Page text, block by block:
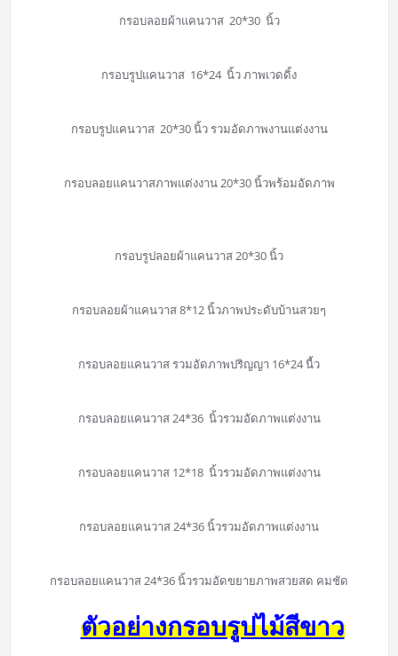
กรอบลอยผ้าแคนวาส 20*30 นิ้ว
กรอบรูปแคนวาส 16*24 นิ้ว ภาพเวดดิ้ง
กรอบรูปแคนวาส 20*30 นิ้ว รวมอัดภาพงานแต่งงาน
กรอบลอยแคนวาสภาพแต่งงาน 20*30 นิ้วพร้อมอัดภาพ
กรอบรูปลอยผ้าแคนวาส 20*30 นิ้ว
กรอบลอยผ้าแคนวาส 8*12 นิ้วภาพประดับบ้านสวยๆ
กรอบลอยแคนวาส รวมอัดภาพปริญญา 16*24 นื้ว
กรอบลอยแคนวาส 24*36 นิ้วรวมอัดภาพแต่งงาน
กรอบลอยแคนวาส 12*18 นิ้วรวมอัดภาพแต่งงาน
กรอบลอยแคนวาส 24*36 นิ้วรวมอัดภาพแต่งงาน
กรอบลอยแคนวาส 24*36 นิ้วรวมอัดขยายภาพสวยสด คมชัด
ตัวอย่างกรอบรูปไม้สีขาว